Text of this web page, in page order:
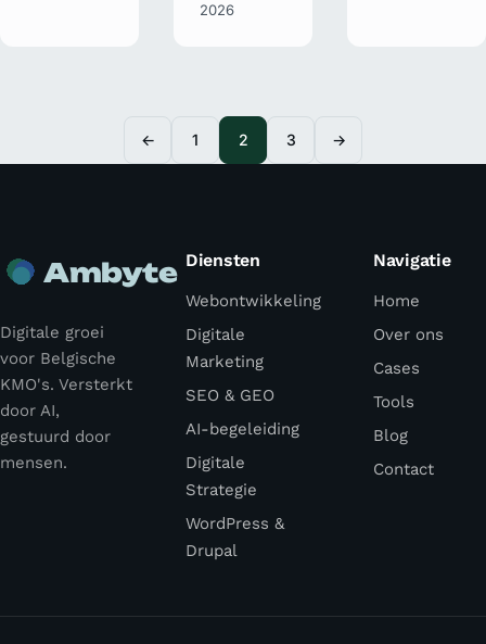
2026
← 1 2 3 →
Ambyte
Digitale groei
voor Belgische
KMO's. Versterkt
door AI,
gestuurd door
mensen.
Diensten
Webontwikkeling
Digitale
Marketing
SEO & GEO
AI-begeleiding
Digitale
Strategie
WordPress &
Drupal
Navigatie
Home
Over ons
Cases
Tools
Blog
Contact